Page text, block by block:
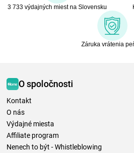
3 733 výdajných miest na Slovensku
Záruka vrátenia
O spoločnosti
Kontakt
O nás
Výdajné miesta
Affiliate program
Nenech to být - Whistleblowing